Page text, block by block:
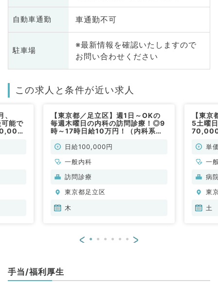
自動車通勤 車通勤不可
駐車場
※最新情報を確認いたしますので
お問い合わせください
この求人と条件が近い求人
能で
【東京都／足立区】週1日～OKの
毎週木曜日の内科の訪問診療！◎9
時～17時日給10万円！（内科系／
日給100,000円
一般内科
訪問診療
東京都足立区
木
【東
5土曜
70,000
非常勤
単
一
病
東
土
< >
手当/福利厚生